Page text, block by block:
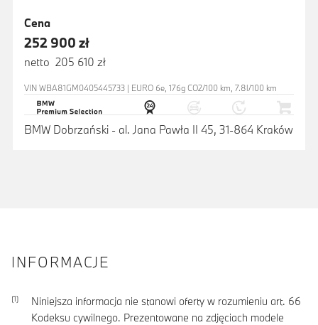
Cena
252 900 zł
netto 205 610 zł
VIN WBA81GM0405445733 | EURO 6e, 176g CO2/100 km, 7.8l/100 km
BMW Dobrzański - al. Jana Pawła II 45, 31-864 Kraków
INFORMACJE
Niniejsza informacja nie stanowi oferty w rozumieniu art. 66
Kodeksu cywilnego. Prezentowane na zdjęciach modele